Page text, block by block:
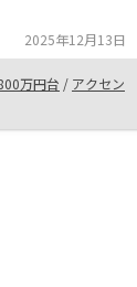
購入したいと思
くれました。こ
投資について勉
2025年12月13日
万円台 / アクセン